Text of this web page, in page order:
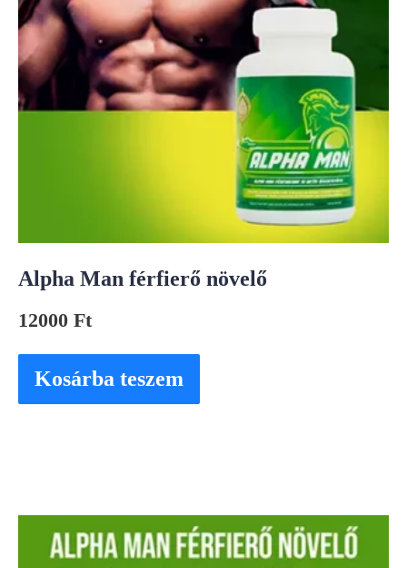
Alpha Man férfierő növelő
12000 Ft
Kosárba teszem